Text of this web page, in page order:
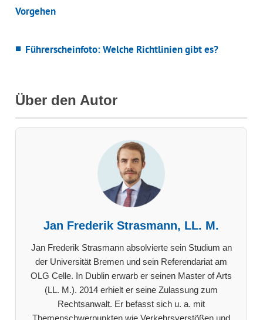
Vorgehen
Führerscheinfoto: Welche Richtlinien gibt es?
Über den Autor
Jan Frederik Strasmann, LL. M.
Jan Frederik Strasmann absolvierte sein Studium an
der Universität Bremen und sein Referendariat am
OLG Celle. In Dublin erwarb er seinen Master of Arts
(LL. M.). 2014 erhielt er seine Zulassung zum
Rechtsanwalt. Er befasst sich u. a. mit
Themenschwerpunkten wie Verkehrsverstößen und